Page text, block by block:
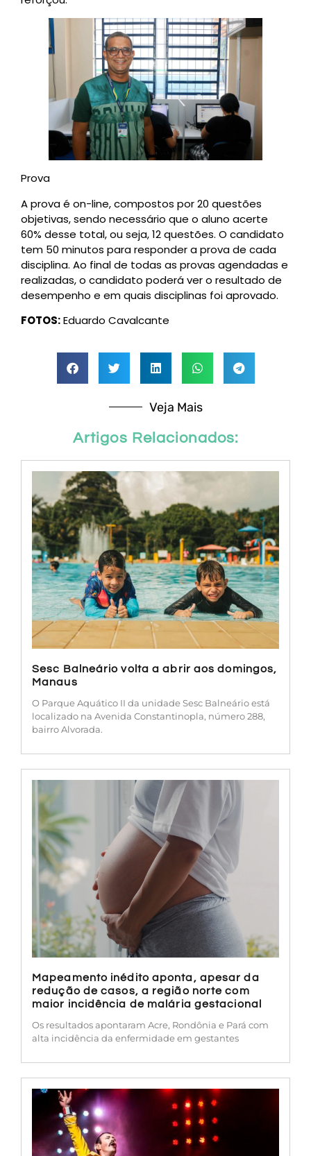
Prova
A prova é on-line, compostos por 20 questões
objetivas, sendo necessário que o aluno acerte
60% desse total, ou seja, 12 questões. O candidato
tem 50 minutos para responder a prova de cada
disciplina. Ao final de todas as provas agendadas e
realizadas, o candidato poderá ver o resultado de
desempenho e em quais disciplinas foi aprovado.
FOTOS:Eduardo Cavalcante
Veja Mais
Artigos Relacionados:
Sesc Balneário volta a abrir aos domingos,
Manaus
O Parque Aquático II da unidade Sesc Balneário está
localizado na Avenida Constantinopla, número 288,
bairro Alvorada.
Mapeamento inédito aponta, apesar da
redução de casos, a região norte com
maior incidência de malária gestacional
Os resultados apontaram Acre, Rondônia e Pará com
alta incidência da enfermidade em gestantes